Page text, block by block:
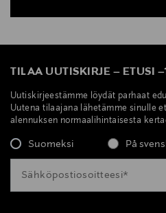
TILAA UUTISKIRJE – ETUSI –
Uutiskirjeestämme löydät parhaat
Uutena tilaajana lähetämme sinulle
alennuksen normaalihintaisesta
Suomeksi På